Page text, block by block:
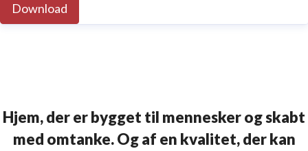
Download
Hjem, der er bygget til mennesker og skabt
med omtanke. Og af en kvalitet, der kan